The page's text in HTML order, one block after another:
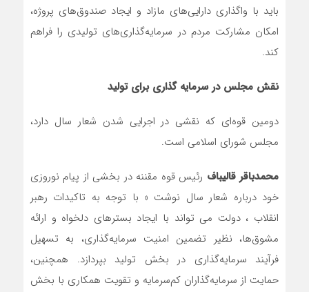
باید با واگذاری دارایی‌های مازاد و ایجاد صندوق‌های پروژه،
امکان مشارکت مردم در سرمایه‌گذاری‌های تولیدی را فراهم
کند.
نقش مجلس در سرمایه گذاری برای تولید
دومین قوه‌ای که نقشی در اجرایی شدن شعار سال دارد،
مجلس شورای اسلامی است.
محمدباقر قالیباف رئیس قوه مقننه در بخشی از پیام نوروزی
خود درباره شعار سال نوشت « با توجه به تاکیدات رهبر
انقلاب ، دولت می تواند با ایجاد بسترهای دلخواه و ارائه
مشوق‌ها، نظیر تضمین امنیت سرمایه‌گذاری، به تسهیل
فرآیند سرمایه‌گذاری در بخش تولید بپردازد. همچنین،
حمایت از سرمایه‌گذاران کم‌سرمایه و تقویت همکاری با بخش